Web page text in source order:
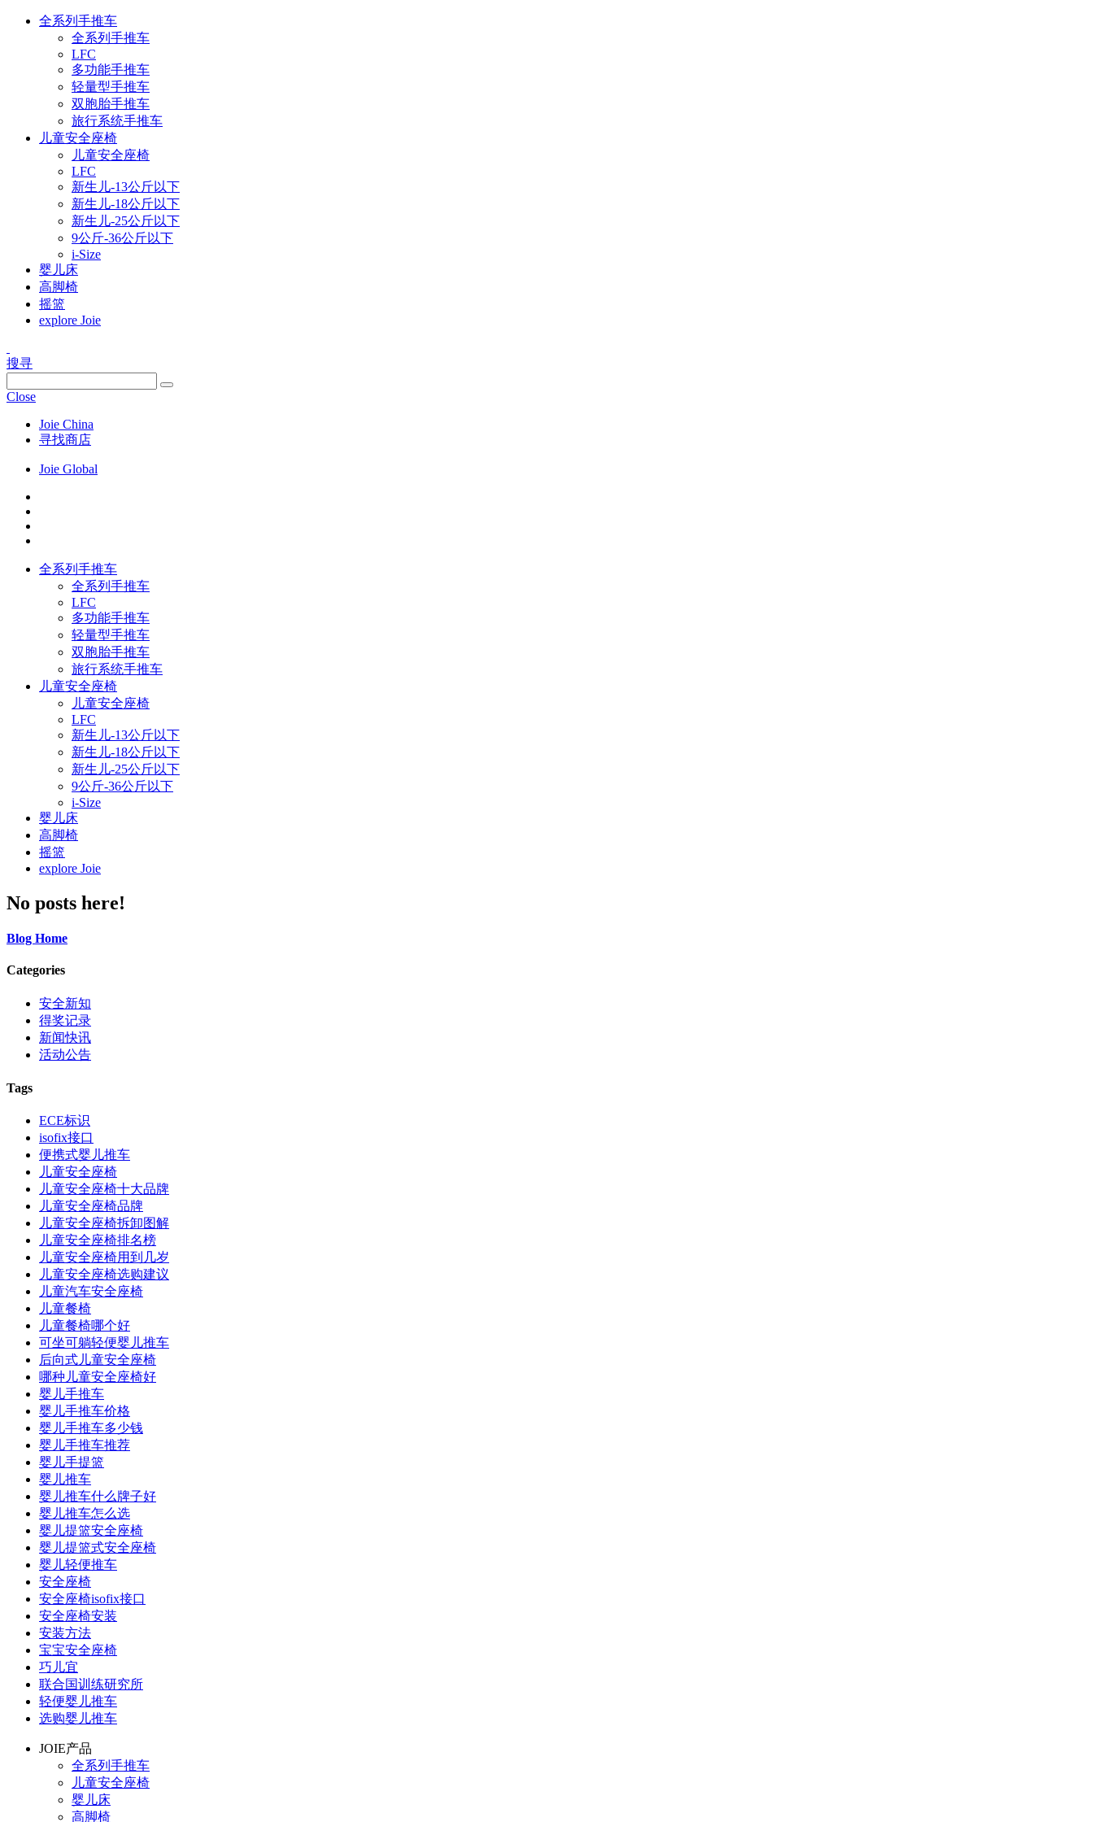
全系列手推车
全系列手推车
LFC
多功能手推车
轻量型手推车
双胞胎手推车
旅行系统手推车
儿童安全座椅
儿童安全座椅
LFC
新生儿-13公斤以下
新生儿-18公斤以下
新生儿-25公斤以下
9公斤-36公斤以下
i-Size
婴儿床
高脚椅
摇篮
explore Joie
搜寻
Close
Joie China
寻找商店
Joie Global
全系列手推车
全系列手推车
LFC
多功能手推车
轻量型手推车
双胞胎手推车
旅行系统手推车
儿童安全座椅
儿童安全座椅
LFC
新生儿-13公斤以下
新生儿-18公斤以下
新生儿-25公斤以下
9公斤-36公斤以下
i-Size
婴儿床
高脚椅
摇篮
explore Joie
No posts here!
Blog Home
Categories
安全新知
得奖记录
新闻快讯
活动公告
Tags
ECE标识
isofix接口
便携式婴儿推车
儿童安全座椅
儿童安全座椅十大品牌
儿童安全座椅品牌
儿童安全座椅拆卸图解
儿童安全座椅排名榜
儿童安全座椅用到几岁
儿童安全座椅选购建议
儿童汽车安全座椅
儿童餐椅
儿童餐椅哪个好
可坐可躺轻便婴儿推车
后向式儿童安全座椅
哪种儿童安全座椅好
婴儿手推车
婴儿手推车价格
婴儿手推车多少钱
婴儿手推车推荐
婴儿手提篮
婴儿推车
婴儿推车什么牌子好
婴儿推车怎么选
婴儿提篮安全座椅
婴儿提篮式安全座椅
婴儿轻便推车
安全座椅
安全座椅isofix接口
安全座椅安装
安装方法
宝宝安全座椅
巧儿宜
联合国训练研究所
轻便婴儿推车
选购婴儿推车
JOIE产品
全系列手推车
儿童安全座椅
婴儿床
高脚椅